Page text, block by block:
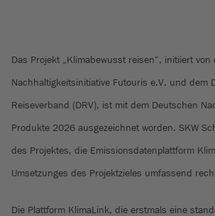
Das Projekt „Klimabewusst reisen“, initiiert von
Nachhaltigkeitsinitiative Futouris e.V. und dem
Reiseverband (DRV), ist mit dem Deutschen
Produkte 2026 ausgezeichnet worden. SKW
des Projektes, die Emissionsdatenplattform
Umsetzunges des Projektzieles umfassend
Die Plattform KlimaLink, die erstmals eine